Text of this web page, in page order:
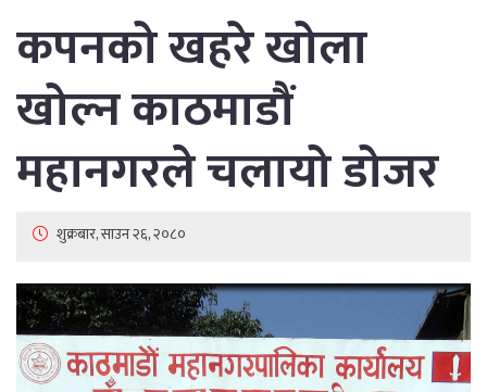
कपनको खहरे खोला
खोल्न काठमाडौं
महानगरले चलायो डोजर
शुक्रबार, साउन २६, २०८०